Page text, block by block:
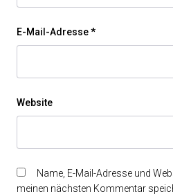
E-Mail-Adresse*
Website
Name, E-Mail-Adresse und
meinen nächsten Kommentar